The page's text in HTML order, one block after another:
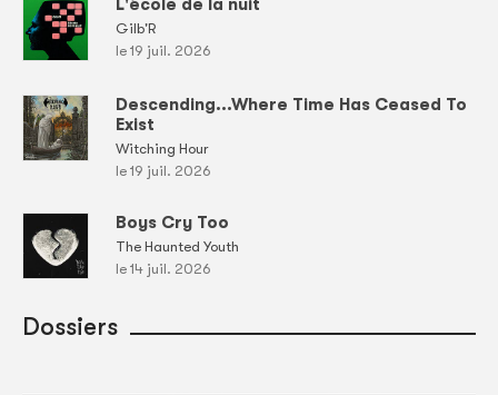
L'école de la nuit
Gilb'R
le 19 juil. 2026
Descending...Where Time Has Ceased To
Exist
Witching Hour
le 19 juil. 2026
Boys Cry Too
The Haunted Youth
le 14 juil. 2026
Dossiers